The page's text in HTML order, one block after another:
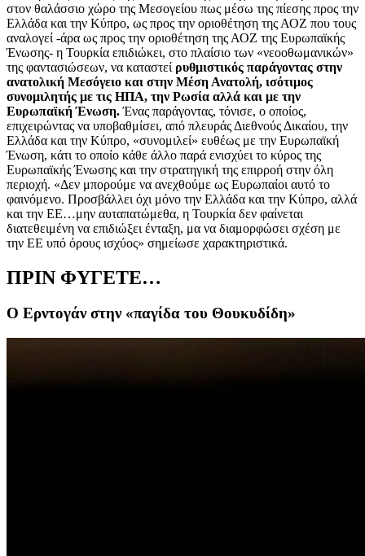
στον θαλάσσιο χώρο της Μεσογείου πως μέσω της πίεσης προς την
Ελλάδα και την Κύπρο, ως προς την οριοθέτηση της ΑΟΖ που τους
αναλογεί -άρα ως προς την οριοθέτηση της ΑΟΖ της Ευρωπαϊκής
Ένωσης- η Τουρκία επιδιώκει, στο πλαίσιο των «νεοοθωμανικών»
της φαντασιώσεων, να καταστεί ρυθμιστικός παράγοντας στην
ανατολική Μεσόγειο και στην Μέση Ανατολή, ισότιμος
συνομιλητής με τις ΗΠΑ, την Ρωσία αλλά και με την
Ευρωπαϊκή Ένωση.Ένας παράγοντας, τόνισε, ο οποίος,
επιχειρώντας να υποβαθμίσει, από πλευράς Διεθνούς Δικαίου, την
Ελλάδα και την Κύπρο, «συνομιλεί» ευθέως με την Ευρωπαϊκή
Ένωση, κάτι το οποίο κάθε άλλο παρά ενισχύει το κύρος της
Ευρωπαϊκής Ένωσης και την στρατηγική της επιρροή στην όλη
περιοχή. «Δεν μπορούμε να ανεχθούμε ως Ευρωπαίοι αυτό το
φαινόμενο. Προσβάλλει όχι μόνο την Ελλάδα και την Κύπρο, αλλά
και την ΕΕ…μην αυταπατώμεθα, η Τουρκία δεν φαίνεται
διατεθειμένη να επιδιώξει ένταξη, μα να διαμορφώσει σχέση με
την ΕΕ υπό όρους ισχύος» σημείωσε χαρακτηριστικά.
ΠΡΙΝ ΦΥΓΕΤΕ…
Ο Ερντογάν στην «παγίδα του Θουκυδίδη»